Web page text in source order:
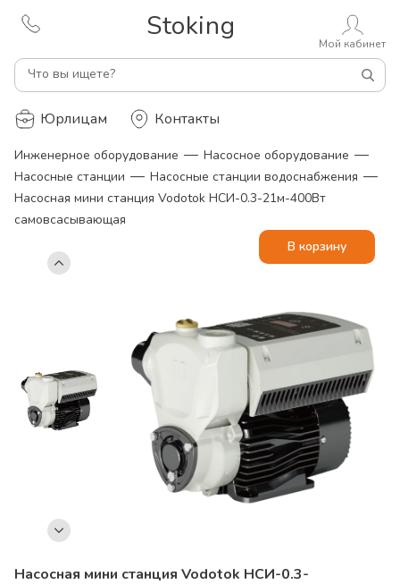
Stoking
Что вы ищете?
Мой кабинет
Юрлицам Контакты
Инженерное оборудование — Насосное оборудование —
Насосные станции — Насосные станции водоснабжения —
Насосная мини станция Vodotok НСИ-0.3-21м-400Вт
самовсасывающая
Насосная мини станция Vodotok НСИ-0.3-
В корзину